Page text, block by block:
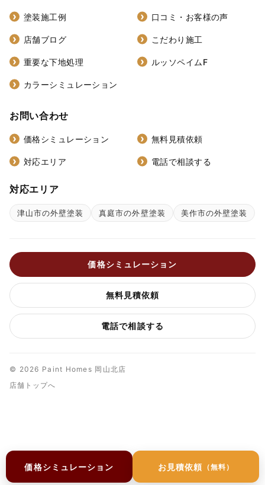
価格シミュレーション お見積依頼 （無料）
塗装施工例 口コミ・お客様の声
店舗ブログ こだわり施工
重要な下地処理 ルッソペイムF
カラーシミュレーション
お問い合わせ
価格シミュレーション 無料見積依頼
対応エリア 電話で相談する
対応エリア
津山市の外壁塗装 真庭市の外壁塗装 美作市の外壁塗装
価格シミュレーション
無料見積依頼
電話で相談する
© 2026 Paint Homes 岡山北店
店舗トップへ